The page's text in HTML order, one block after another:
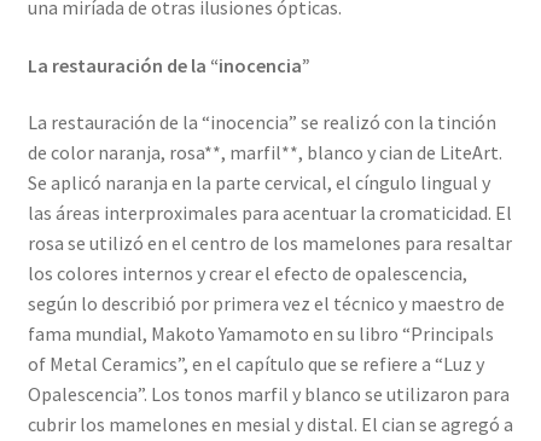
una miríada de otras ilusiones ópticas.
La restauración de la “inocencia”
La restauración de la “inocencia” se realizó con la tinción
de color naranja, rosa**, marfil**, blanco y cian de LiteArt.
Se aplicó naranja en la parte cervical, el cíngulo lingual y
las áreas interproximales para acentuar la cromaticidad. El
rosa se utilizó en el centro de los mamelones para resaltar
los colores internos y crear el efecto de opalescencia,
según lo describió por primera vez el técnico y maestro de
fama mundial, Makoto Yamamoto en su libro “Principals
of Metal Ceramics”, en el capítulo que se refiere a “Luz y
Opalescencia”. Los tonos marfil y blanco se utilizaron para
cubrir los mamelones en mesial y distal. El cian se agregó a